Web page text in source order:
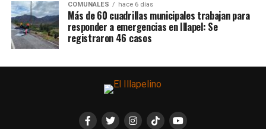
COMUNALES hace 6 días
Más de 60 cuadrillas municipales trabajan para
responder a emergencias en Illapel: Se
registraron 46 casos